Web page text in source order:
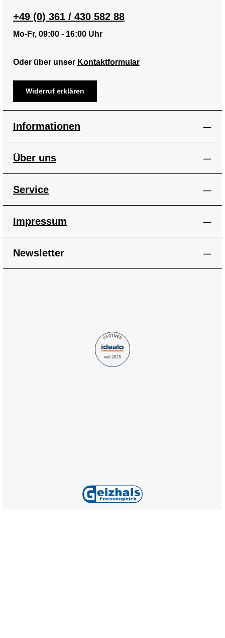
+49 (0) 361 / 430 582 88
Mo-Fr, 09:00 - 16:00 Uhr
Oder über unser Kontaktformular
Widerruf erklären
Informationen
Über uns
Service
Impressum
Newsletter